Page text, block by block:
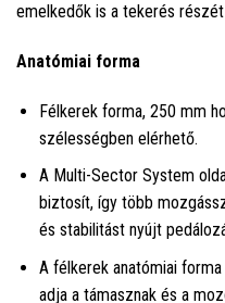
emelkedők is a tekerés
Anatómiai forma
Félkerek forma, 250 mm
szélességben elérhető.
A Multi-Sector System
biztosít, így több
és stabilitást nyújt
A félkerek anatómiai
adja a támasznak és a